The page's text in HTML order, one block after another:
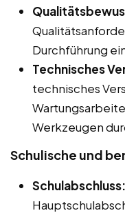
Durchführung
Technisches
technisches
Werkzeugen
Schulische und
Schulabschluss: